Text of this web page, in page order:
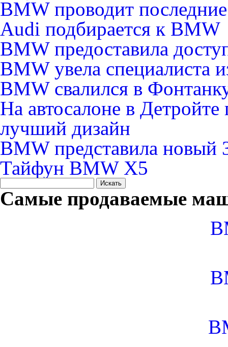
BMW проводит
Audi подбирается к BMW
BMW предоставила
BMW увела специалиста
BMW свалился в
На автосалоне в
лучший дизайн
BMW представила новый
Тайфун BMW X5
Самые продаваемые